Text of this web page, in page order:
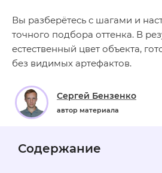
Вы разберётесь с шагами и
точного подбора оттенка. В
естественный цвет объекта,
без видимых артефактов.
Сергей Бензенко
автор материала
Содержание